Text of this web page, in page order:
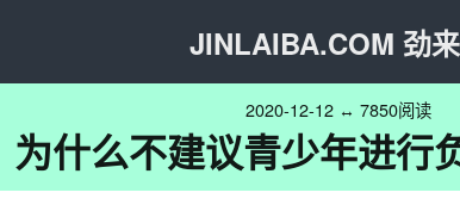
JINLAIBA.COM 劲
2020-12-12 ↔ 7850阅读
为什么不建议青少年进行